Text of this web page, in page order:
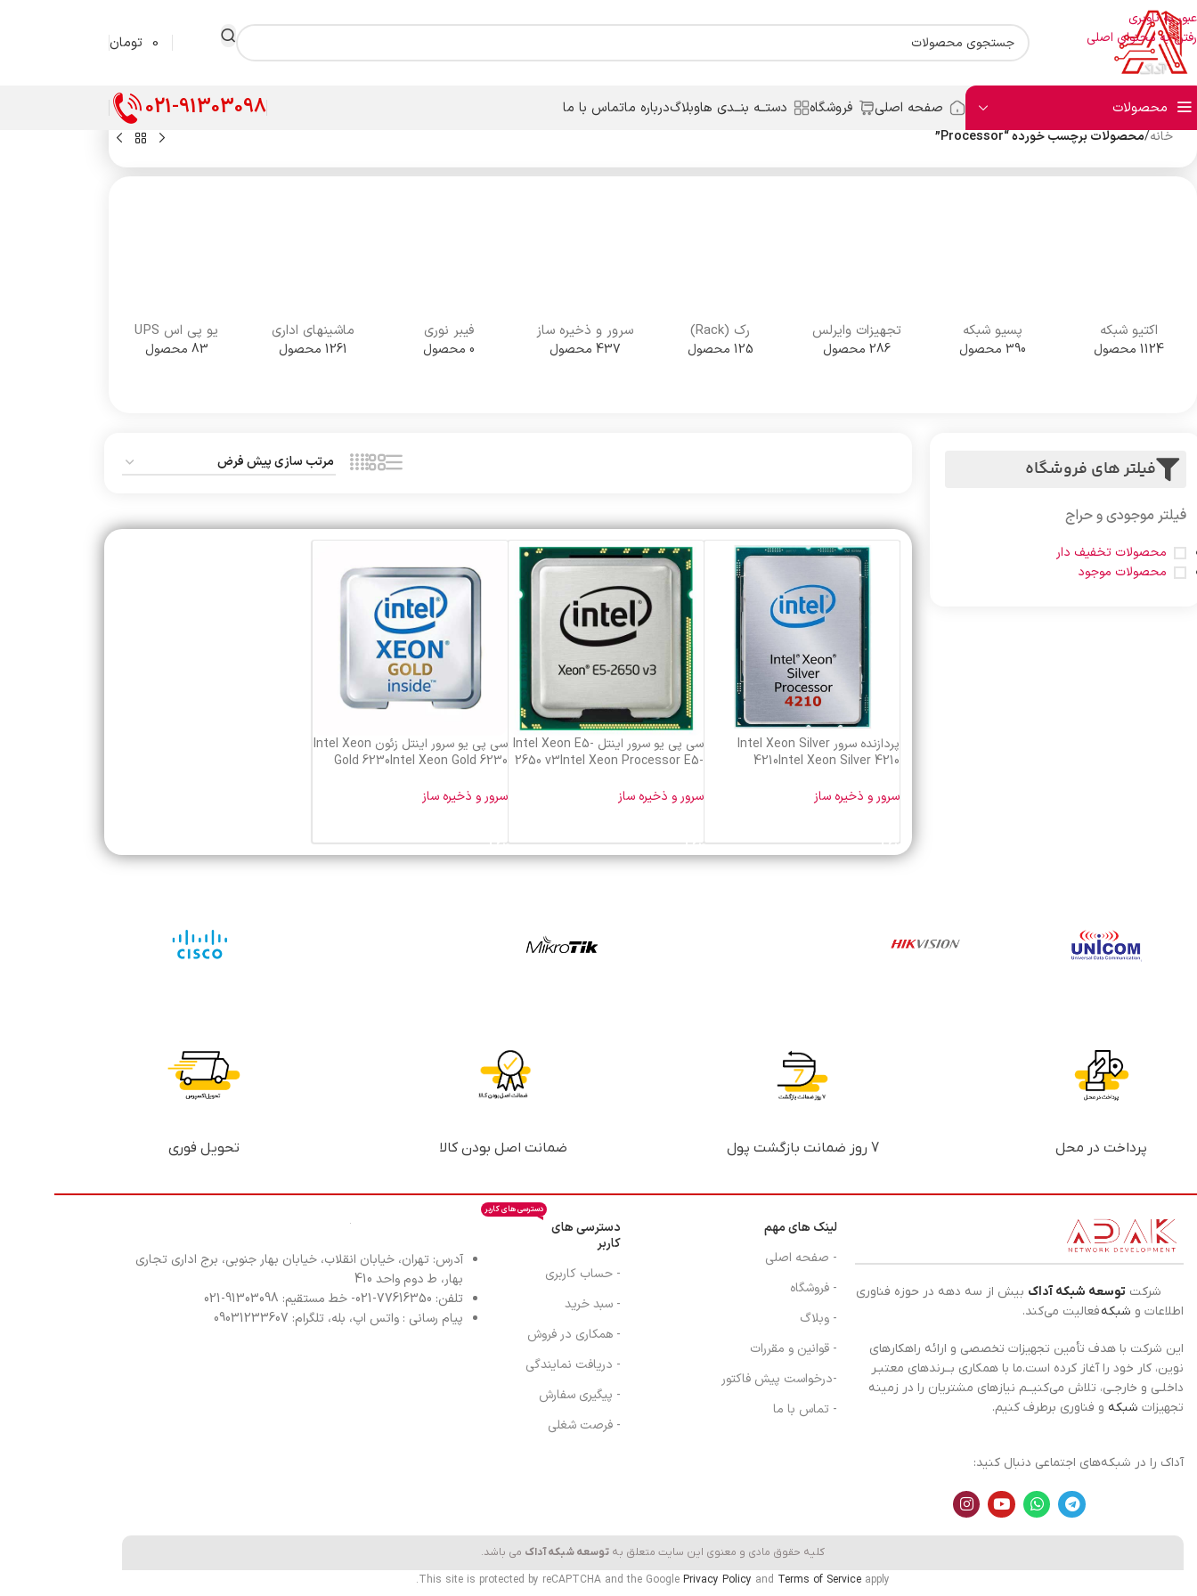
عبور به ناوبری
رفتن به محتوای اصلی
0 تومان
محصولات صفحه اصلی فروشگاه دستــه بنــدی هاوبلاگدرباره ماتماس با ما 021-91303098
خانه/محصولات برچسب خورده “Processor”
اکتیو شبکه
1124 محصول
پسیو شبکه
390 محصول
تجهیزات وایرلس
286 محصول
رک (Rack)
125 محصول
سرور و ذخیره ساز
437 محصول
فیبر نوری
0 محصول
ماشینهای اداری
1261 محصول
یو پی اس UPS
83 محصول
فیلتر های فروشگاه
فیلتر موجودی و حراج
محصولات تخفیف دار
محصولات موجود
پردازنده سرور Intel Xeon Silver
4210Intel Xeon Silver 4210
سرور و ذخیره ساز
سی پی یو سرور اینتل Intel Xeon E5-
2650 v3Intel Xeon Processor E5-
سرور و ذخیره ساز
سی پی یو سرور اینتل زئون Intel Xeon
Gold 6230Intel Xeon Gold 6230
سرور و ذخیره ساز
پرداخت در محل 7 روز ضمانت بازگشت پول ضمانت اصل بودن کالا تحویل فوری
شرکت توسعه شبکه آداک بیش از سه دهه در حوزه فناوری
اطلاعات و شبکهفعالیت می‌کند.
این شرکت با هدف تأمین تجهیزات تخصصی و ارائه راهکارهای
نوین، کار خود را آغاز کرده است.ما با همکاری بــرندهای معتبـر
داخلـی و خارجـی، تلاش می‌کنیــم نیازهای مشتریان را در زمینه
تجهیزات شبکه و فناوری برطرف کنیم.
آداک را در شبکه‌های اجتماعی دنبال کنید:
لینک های مهم
- صفحه اصلی
- فروشگاه
- وبلاگ
- قوانین و مقررات
-درخواست پیش فاکتور
- تماس با ما
دسترسی های
کاربر
دسترسی های کاربر
- حساب کاربری
- سبد خرید
- همکاری در فروش
- دریافت نمایندگی
- پیگیری سفارش
- فرصت شغلی
آدرس: تهران، خیابان انقلاب، خیابان بهار جنوبی، برج اداری تجاری
بهار، ط دوم واحد 410
تلفن: 77616350-021- خط مستقیم: 91303098-021
پیام رسانی : واتس اپ، بله، تلگرام: 09031233607
کلیه حقوق مادی و معنوی این سایت متعلق به توسعه شبکه آداک می باشد.
This site is protected by reCAPTCHA and the Google Privacy Policy and Terms of Service apply.